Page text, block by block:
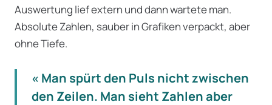
Auswertung lief extern und dann wartete man.
Absolute Zahlen, sauber in Grafiken verpackt, aber
ohne Tiefe.
« Man spürt den Puls nicht zwischen
den Zeilen. Man sieht Zahlen aber